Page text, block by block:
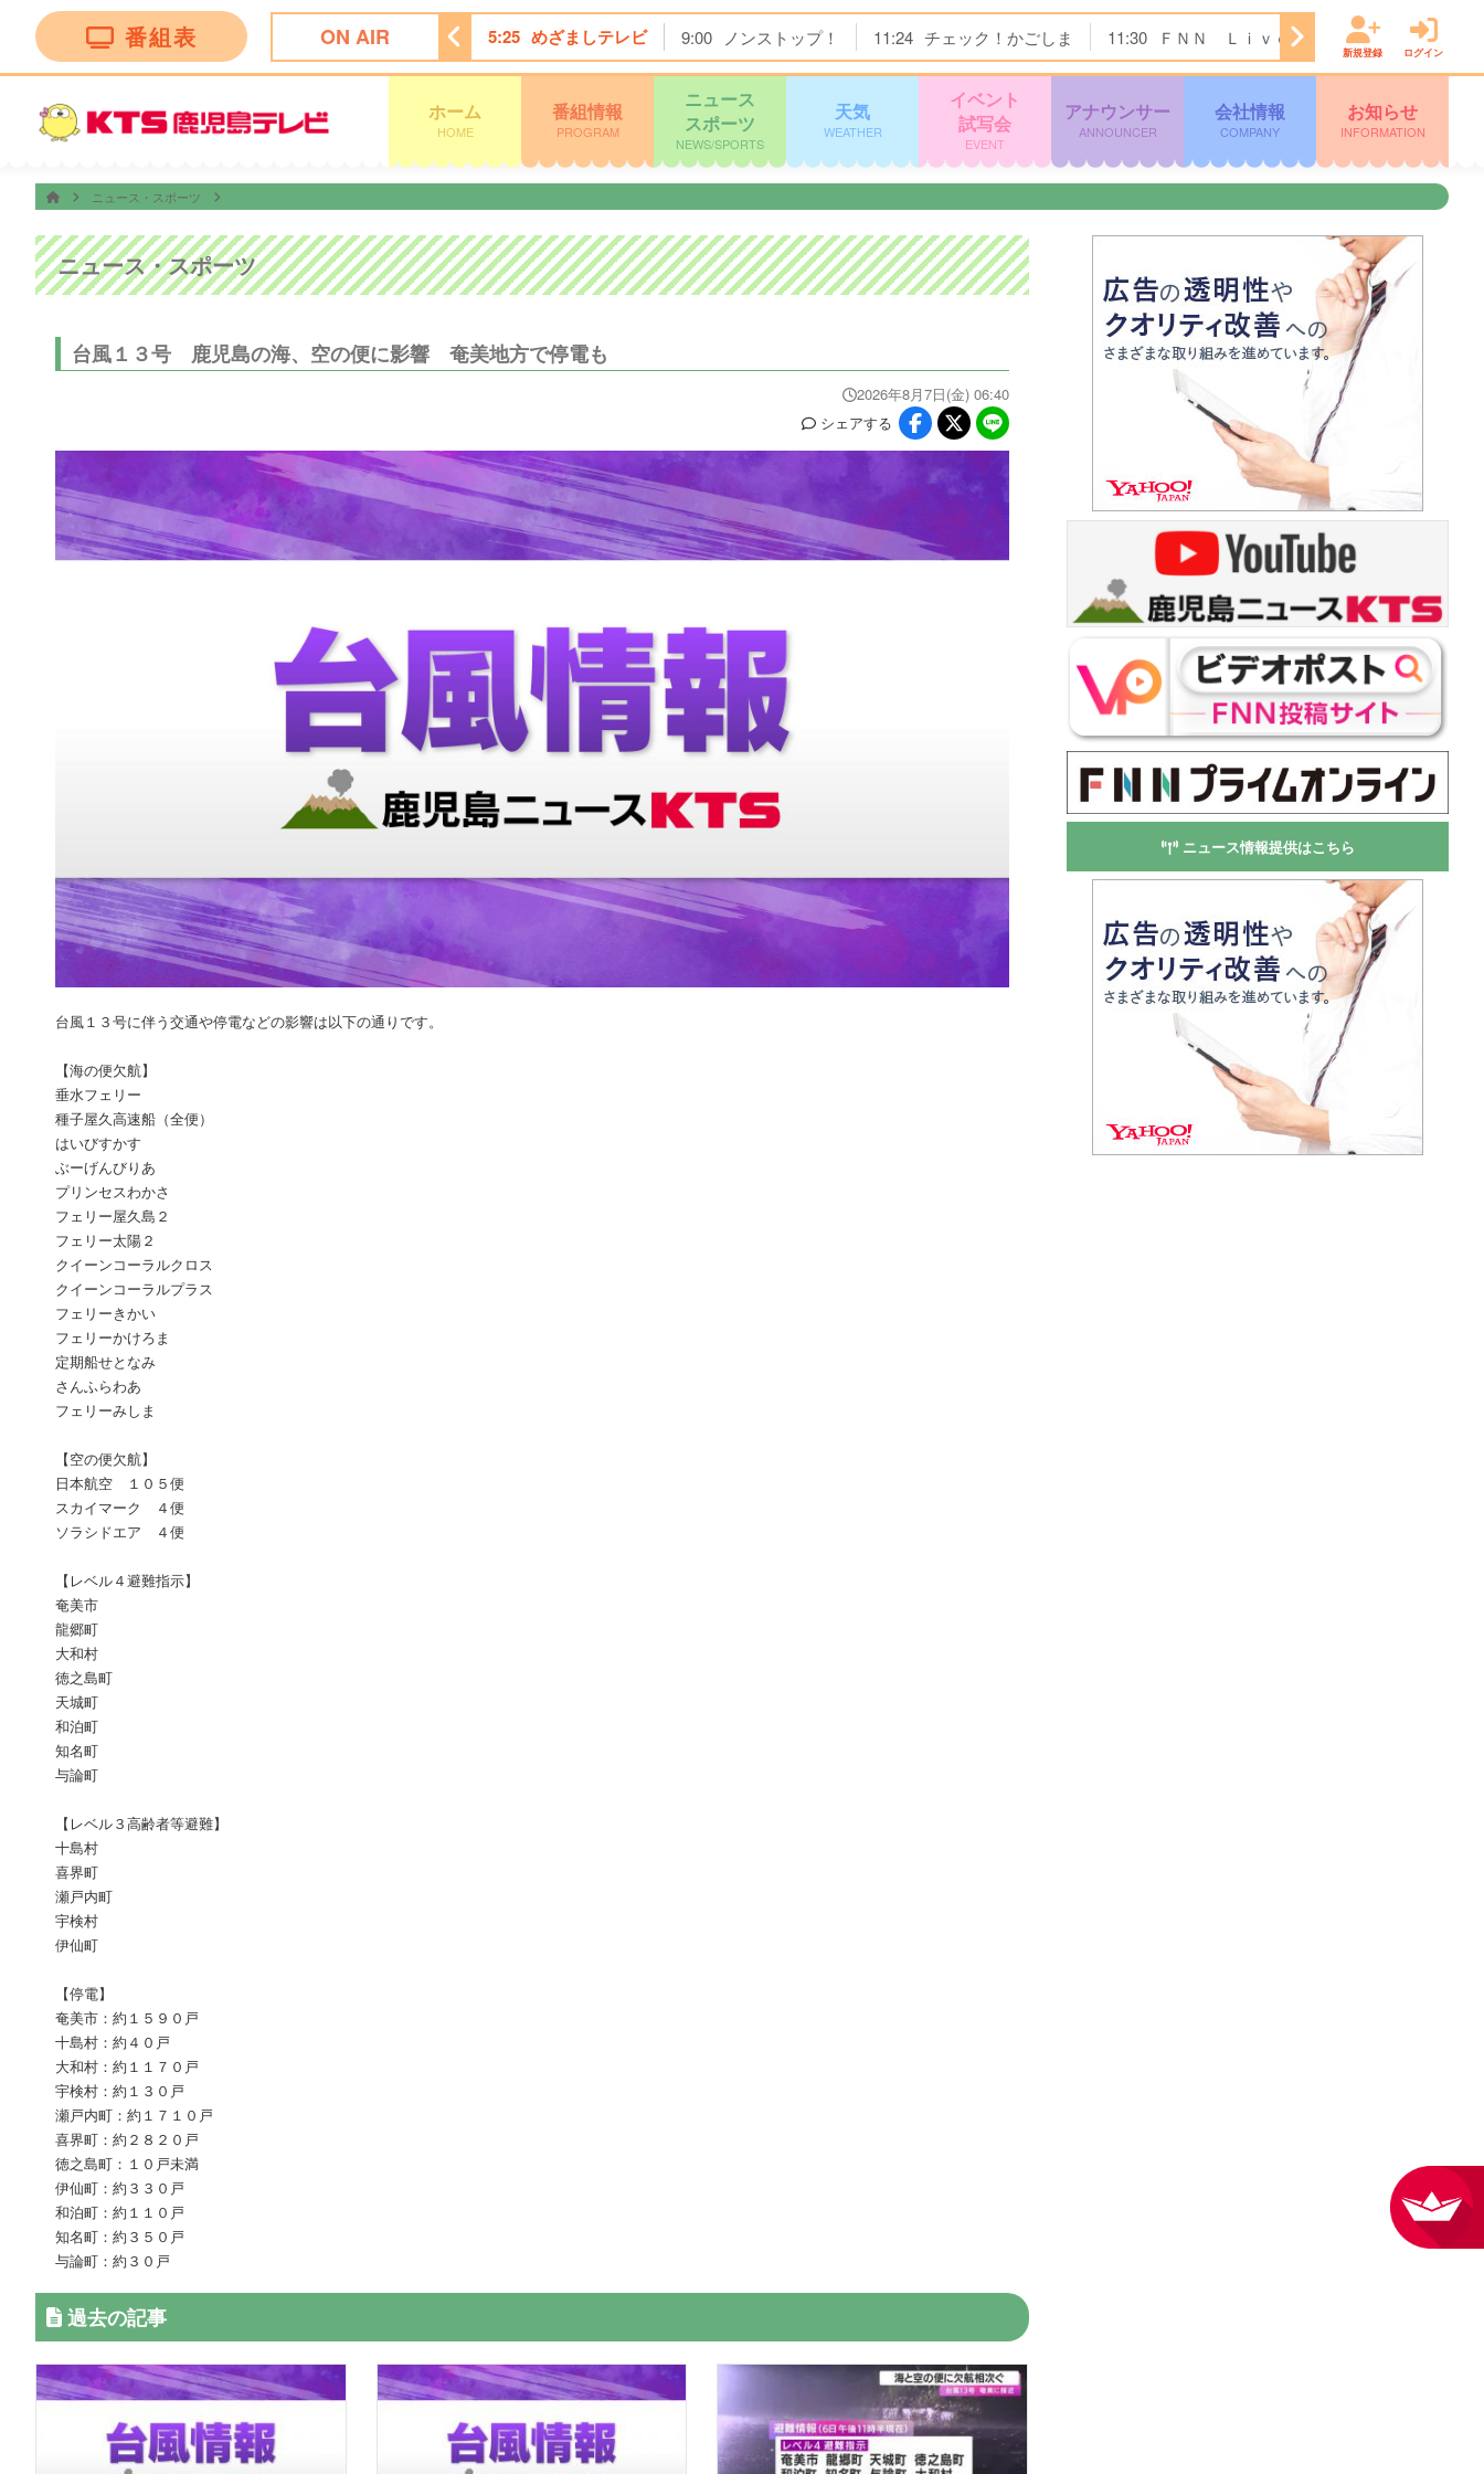
番組表 ON AIR
ピング 4:55 ビタブリッドジャパンテレビショッピング 5:25 めざましテレビ 9:00 ノンストップ！ 11:24 チェック！かごしま 11:30 ＦＮＮ Ｌｉｖｅ Ｎｅｗｓ ｄａｙｓ
新規登録 ログイン
ホーム
HOME
番組情報
PROGRAM
ニュース
スポーツ
NEWS/SPORTS
天気
WEATHER
イベント
試写会
EVENT
アナウンサー
ANNOUNCER
会社情報
COMPANY
お知らせ
INFORMATION
ニュース・スポーツ
ニュース・スポーツ
台風１３号 鹿児島の海、空の便に影響 奄美地方で停電も
2026年8月7日(金) 06:40
シェアする
台風１３号に伴う交通や停電などの影響は以下の通りです。
【海の便欠航】
垂水フェリー
種子屋久高速船（全便）
はいびすかす
ぶーげんびりあ
プリンセスわかさ
フェリー屋久島２
フェリー太陽２
クイーンコーラルクロス
クイーンコーラルプラス
フェリーきかい
フェリーかけろま
定期船せとなみ
さんふらわあ
フェリーみしま
【空の便欠航】
日本航空 １０５便
スカイマーク ４便
ソラシドエア ４便
【レベル４避難指示】
奄美市
龍郷町
大和村
徳之島町
天城町
和泊町
知名町
与論町
【レベル３高齢者等避難】
十島村
喜界町
瀬戸内町
宇検村
伊仙町
【停電】
奄美市：約１５９０戸
十島村：約４０戸
大和村：約１１７０戸
宇検村：約１３０戸
瀬戸内町：約１７１０戸
喜界町：約２８２０戸
徳之島町：１０戸未満
伊仙町：約３３０戸
和泊町：約１１０戸
知名町：約３５０戸
与論町：約３０戸
過去の記事
ニュース情報提供はこちら